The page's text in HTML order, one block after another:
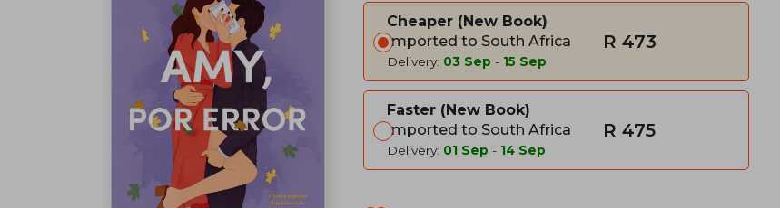
Cheaper
New Book
Imported to South Africa
Delivery: 03 Sep - 15 Sep
R 473
Faster
New Book
Imported to South Africa
Delivery: 01 Sep - 14 Sep
R 475